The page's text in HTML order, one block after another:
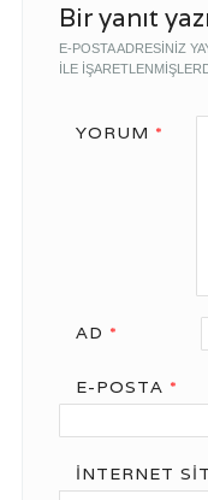
Bir yanıt
E-POSTA ADRESINIZ
ILE
YORUM *
AD *
E-POSTA *
İNTERNET